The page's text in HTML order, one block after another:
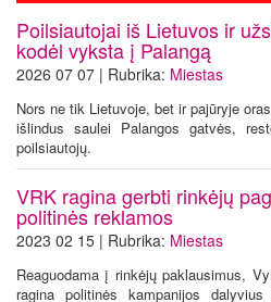
Poilsiautojai iš Lietuvos ir
kodėl vyksta į Palangą
2026 07 07 | Rubrika: Miestas
Nors ne tik Lietuvoje, bet ir pajūryje
išlindus saulei Palangos gatvės,
poilsiautojų.
VRK ragina gerbti rinkėjų
politinės reklamos
2023 02 15 | Rubrika: Miestas
Reaguodama į rinkėjų paklausimus,
ragina politinės kampanijos